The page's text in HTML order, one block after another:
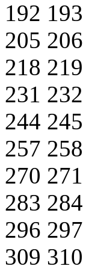
192 193
205 206
218 219
231 232
244 245
257 258
270 271
283 284
296 297
309 310